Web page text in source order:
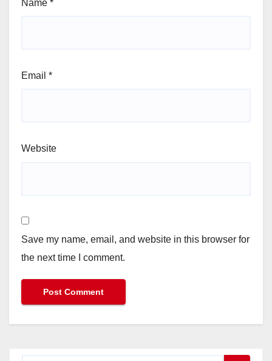
Name *
Email *
Website
Save my name, email, and website in this browser for
the next time I comment.